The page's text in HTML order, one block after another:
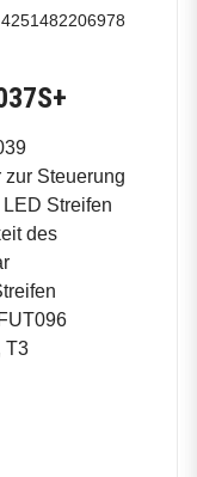
4251482206978
Steuerung
Streifen
des
T3